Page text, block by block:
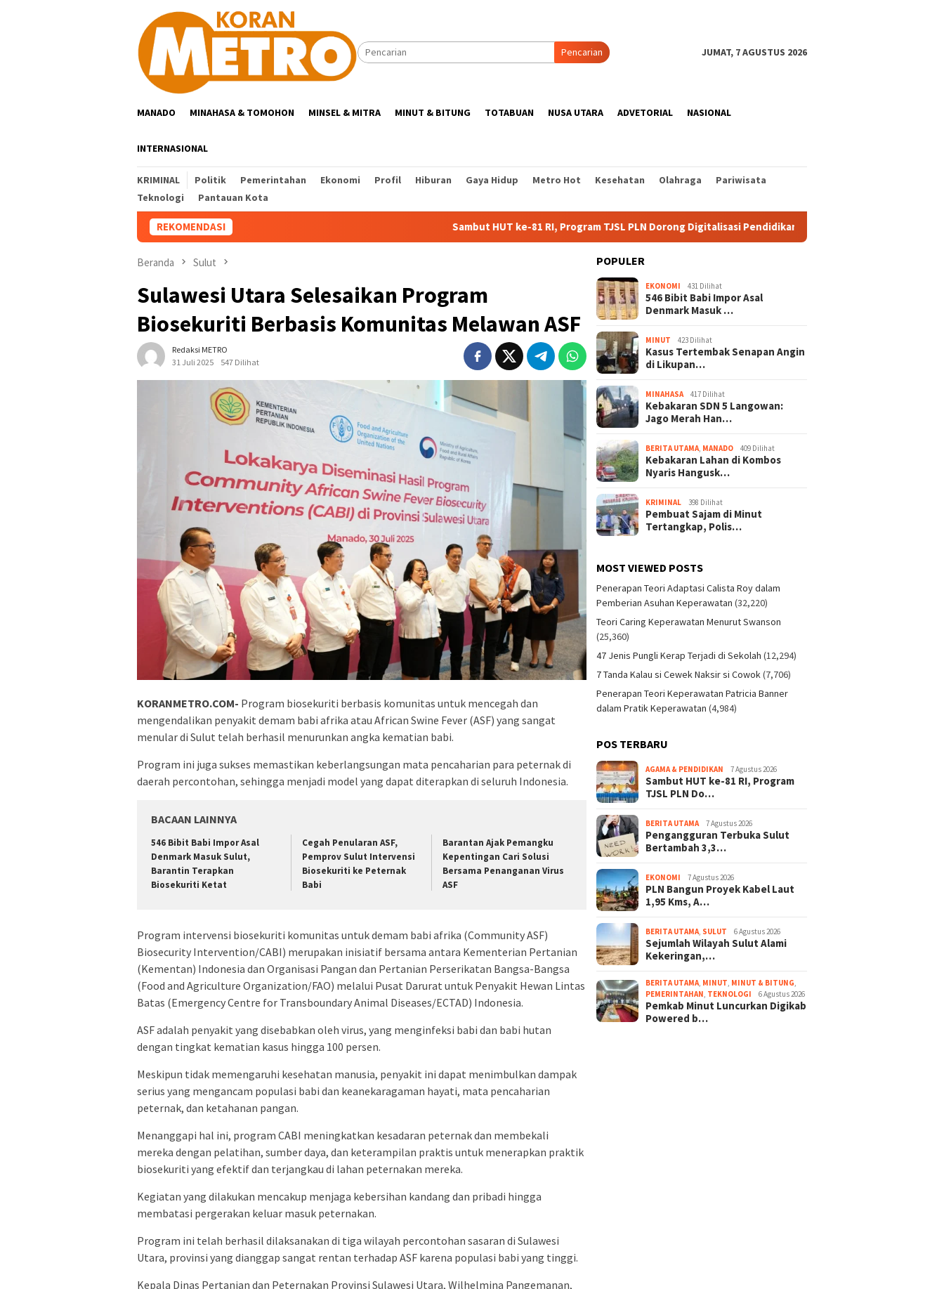
Pencarian
JUMAT, 7 AGUSTUS 2026
MANADO MINAHASA & TOMOHON MINSEL & MITRA MINUT & BITUNG TOTABUAN NUSA UTARA ADVETORIAL NASIONAL
INTERNASIONAL
KRIMINAL Politik Pemerintahan Ekonomi Profil Hiburan Gaya Hidup Metro Hot Kesehatan Olahraga
Pariwisata
Teknologi
Pantauan Kota
REKOMENDASI Sambut HUT ke-81 RI, Program TJSL PLN Dorong Digitalisasi Pendidikan SMPN 1 Palu
Beranda Sulut
Sulawesi Utara Selesaikan Program
Biosekuriti Berbasis Komunitas Melawan ASF
Redaksi METRO
31 Juli 2025
547 Dilihat
KORANMETRO.COM- Program biosekuriti berbasis komunitas untuk mencegah dan
mengendalikan penyakit demam babi afrika atau African Swine Fever (ASF) yang sangat
menular di Sulut telah berhasil menurunkan angka kematian babi.
Program ini juga sukses memastikan keberlangsungan mata pencaharian para peternak di
daerah percontohan, sehingga menjadi model yang dapat diterapkan di seluruh Indonesia.
BACAAN LAINNYA
546 Bibit Babi Impor Asal
Denmark Masuk Sulut,
Barantin Terapkan
Biosekuriti Ketat
Cegah Penularan ASF,
Pemprov Sulut Intervensi
Biosekuriti ke Peternak
Babi
Barantan Ajak Pemangku
Kepentingan Cari Solusi
Bersama Penanganan Virus
ASF
Program intervensi biosekuriti komunitas untuk demam babi afrika (Community ASF)
Biosecurity Intervention/CABI) merupakan inisiatif bersama antara Kementerian Pertanian
(Kementan) Indonesia dan Organisasi Pangan dan Pertanian Perserikatan Bangsa-Bangsa
(Food and Agriculture Organization/FAO) melalui Pusat Darurat untuk Penyakit Hewan Lintas
Batas (Emergency Centre for Transboundary Animal Diseases/ECTAD) Indonesia.
ASF adalah penyakit yang disebabkan oleh virus, yang menginfeksi babi dan babi hutan
dengan tingkat kematian kasus hingga 100 persen.
Meskipun tidak memengaruhi kesehatan manusia, penyakit ini dapat menimbulkan dampak
serius yang mengancam populasi babi dan keanekaragaman hayati, mata pencaharian
peternak, dan ketahanan pangan.
Menanggapi hal ini, program CABI meningkatkan kesadaran peternak dan membekali
mereka dengan pelatihan, sumber daya, dan keterampilan praktis untuk menerapkan praktik
biosekuriti yang efektif dan terjangkau di lahan peternakan mereka.
Kegiatan yang dilakukan mencakup menjaga kebersihan kandang dan pribadi hingga
membatasi pergerakan keluar masuk peternakan.
Program ini telah berhasil dilaksanakan di tiga wilayah percontohan sasaran di Sulawesi
Utara, provinsi yang dianggap sangat rentan terhadap ASF karena populasi babi yang tinggi.
Kepala Dinas Pertanian dan Peternakan Provinsi Sulawesi Utara, Wilhelmina Pangemanan,
POPULER
EKONOMI 431 Dilihat
546 Bibit Babi Impor Asal
Denmark Masuk …
MINUT 423 Dilihat
Kasus Tertembak Senapan Angin
di Likupan…
MINAHASA 417 Dilihat
Kebakaran SDN 5 Langowan:
Jago Merah Han…
BERITA UTAMA, MANADO 409 Dilihat
Kebakaran Lahan di Kombos
Nyaris Hangusk…
KRIMINAL 398 Dilihat
Pembuat Sajam di Minut
Tertangkap, Polis…
MOST VIEWED POSTS
Penerapan Teori Adaptasi Calista Roy dalam
Pemberian Asuhan Keperawatan (32,220)
Teori Caring Keperawatan Menurut Swanson
(25,360)
47 Jenis Pungli Kerap Terjadi di Sekolah (12,294)
7 Tanda Kalau si Cewek Naksir si Cowok(7,706)
Penerapan Teori Keperawatan Patricia Banner
dalam Pratik Keperawatan (4,984)
POS TERBARU
AGAMA & PENDIDIKAN 7 Agustus 2026
Sambut HUT ke-81 RI, Program
TJSL PLN Do…
BERITA UTAMA 7 Agustus 2026
Pengangguran Terbuka Sulut
Bertambah 3,3…
EKONOMI 7 Agustus 2026
PLN Bangun Proyek Kabel Laut
1,95 Kms, A…
BERITA UTAMA, SULUT 6 Agustus 2026
Sejumlah Wilayah Sulut Alami
Kekeringan,…
BERITA UTAMA, MINUT, MINUT & BITUNG,
PEMERINTAHAN, TEKNOLOGI 6 Agustus 2026
Pemkab Minut Luncurkan Digikab
Powered b…